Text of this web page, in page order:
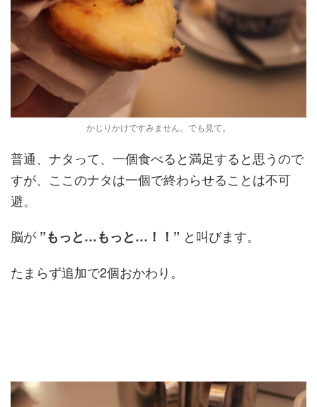
かじりかけですみません。でも見て。
普通、ナタって、一個食べると満足すると思うので
すが、ここのナタは一個で終わらせることは不可
避。
脳が ”もっと…もっと…！！” と叫びます。
たまらず追加で2個おかわり。